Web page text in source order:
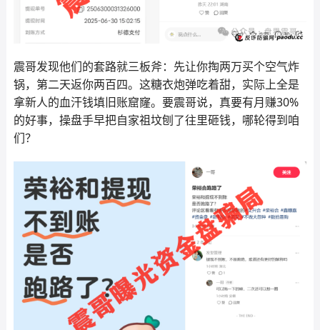
震哥发现他们的套路就三板斧：先让你掏两万买个空气炸
锅，第二天返你两百四。这糖衣炮弹吃着甜，实际上全是
拿新人的血汗钱填旧账窟窿。要震哥说，真要有月赚30%
的好事，操盘手早把自家祖坟刨了往里砸钱，哪轮得到咱
们？